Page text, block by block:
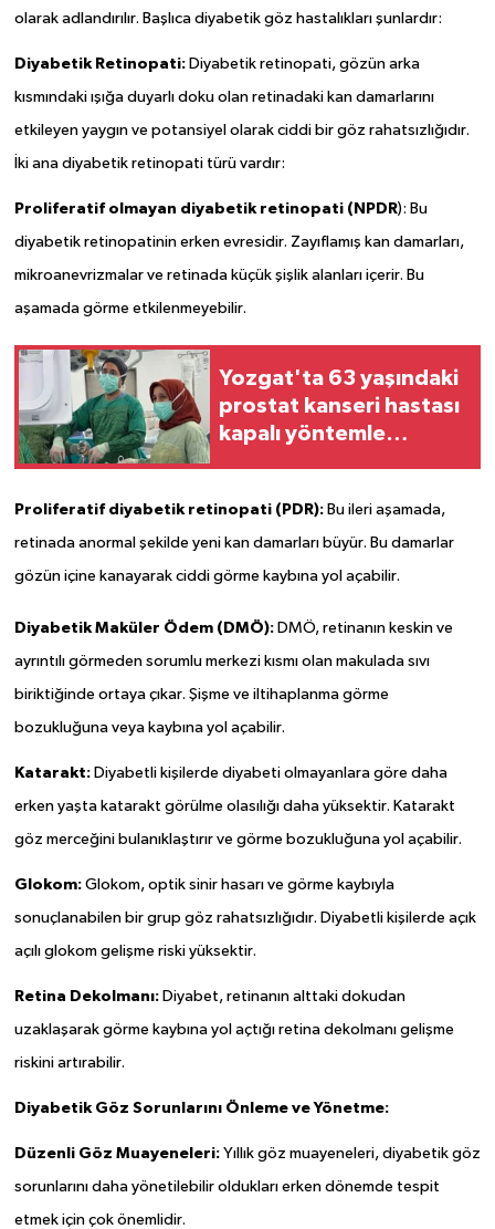
olarak adlandırılır. Başlıca diyabetik göz hastalıkları şunlardır:
Diyabetik Retinopati:Diyabetik retinopati, gözün arka
kısmındaki ışığa duyarlı doku olan retinadaki kan damarlarını
etkileyen yaygın ve potansiyel olarak ciddi bir göz rahatsızlığıdır.
İki ana diyabetik retinopati türü vardır:
Proliferatif olmayan diyabetik retinopati (NPDR): Bu
diyabetik retinopatinin erken evresidir. Zayıflamış kan damarları,
mikroanevrizmalar ve retinada küçük şişlik alanları içerir. Bu
aşamada görme etkilenmeyebilir.
Yozgat'ta 63 yaşındaki
prostat kanseri hastası
kapalı yöntemle
Proliferatif diyabetik retinopati (PDR):Bu ileri aşamada,
retinada anormal şekilde yeni kan damarları büyür. Bu damarlar
gözün içine kanayarak ciddi görme kaybına yol açabilir.
Diyabetik Maküler Ödem (DMÖ):DMÖ, retinanın keskin ve
ayrıntılı görmeden sorumlu merkezi kısmı olan makulada sıvı
biriktiğinde ortaya çıkar. Şişme ve iltihaplanma görme
bozukluğuna veya kaybına yol açabilir.
Katarakt:Diyabetli kişilerde diyabeti olmayanlara göre daha
erken yaşta katarakt görülme olasılığı daha yüksektir. Katarakt
göz merceğini bulanıklaştırır ve görme bozukluğuna yol açabilir.
Glokom:Glokom, optik sinir hasarı ve görme kaybıyla
sonuçlanabilen bir grup göz rahatsızlığıdır. Diyabetli kişilerde açık
açılı glokom gelişme riski yüksektir.
Retina Dekolmanı:Diyabet, retinanın alttaki dokudan
uzaklaşarak görme kaybına yol açtığı retina dekolmanı gelişme
riskini artırabilir.
Diyabetik Göz Sorunlarını Önleme ve Yönetme:
Düzenli Göz Muayeneleri:Yıllık göz muayeneleri, diyabetik göz
sorunlarını daha yönetilebilir oldukları erken dönemde tespit
etmek için çok önemlidir.